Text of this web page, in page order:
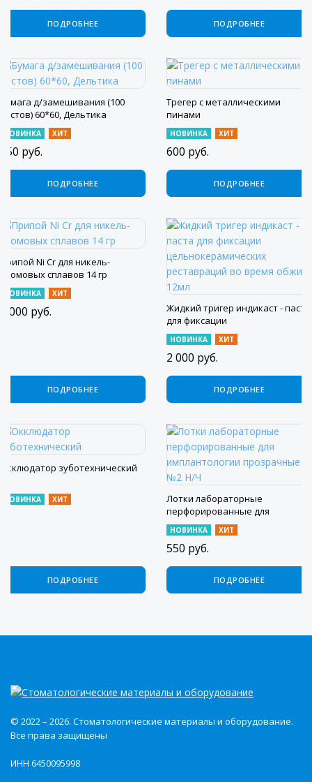
ПОДРОБНЕЕ ПОДРОБНЕЕ
Бумага д/замешивания (100
листов) 60*60, Дельтика
НОВИНКА ХИТ
150 руб.
ПОДРОБНЕЕ
Трегер с металлическими
пинами
НОВИНКА ХИТ
600 руб.
ПОДРОБНЕЕ
Припой Ni Cr для никель-
хромовых сплавов 14 гр
НОВИНКА ХИТ
6 000 руб.
ПОДРОБНЕЕ
Жидкий тригер индикаст - паста
для фиксации
цельнокерамических
реставраций во время обжига
12мл
НОВИНКА ХИТ
2 000 руб.
ПОДРОБНЕЕ
Окклюдатор зуботехнический
НОВИНКА ХИТ
ПОДРОБНЕЕ
Лотки лабораторные
перфорированные для
имплантологии прозрачные №2
Н/Ч
НОВИНКА ХИТ
550 руб.
ПОДРОБНЕЕ
© 2022 – 2026. Стоматологические материалы и оборудование.
Все права защищены
ИНН 6450095998